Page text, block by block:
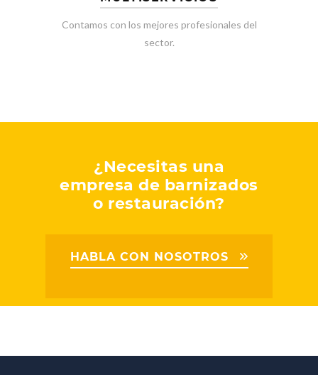
Contamos con los mejores profesionales del
sector.
¿Necesitas una
empresa de barnizados
o restauración?
HABLA CON NOSOTROS